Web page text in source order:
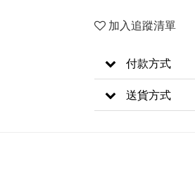
加入追蹤清單
付款方式
送貨方式